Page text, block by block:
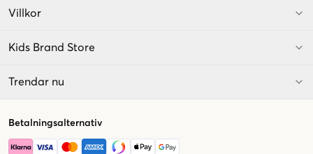
Villkor
Kids Brand Store
Trendar nu
Betalningsalternativ